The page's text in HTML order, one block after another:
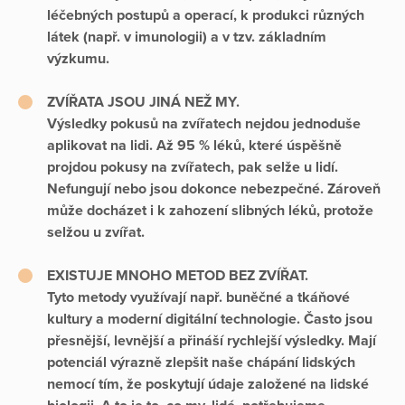
léčebných postupů a operací, k produkci různých
látek (např. v imunologii) a v tzv. základním
výzkumu.
ZVÍŘATA JSOU JINÁ NEŽ MY.
Výsledky pokusů na zvířatech nejdou jednoduše
aplikovat na lidi. Až 95 % léků, které úspěšně
projdou pokusy na zvířatech, pak selže u lidí.
Nefungují nebo jsou dokonce nebezpečné. Zároveň
může docházet i k zahození slibných léků, protože
selžou u zvířat.
EXISTUJE MNOHO METOD BEZ ZVÍŘAT.
Tyto metody využívají např. buněčné a tkáňové
kultury a moderní digitální technologie. Často jsou
přesnější, levnější a přináší rychlejší výsledky. Mají
potenciál výrazně zlepšit naše chápání lidských
nemocí tím, že poskytují údaje založené na lidské